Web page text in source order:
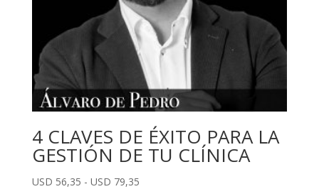
4 CLAVES DE ÉXITO PARA LA
GESTIÓN DE TU CLÍNICA
USD 56,35 - USD 79,35Rango